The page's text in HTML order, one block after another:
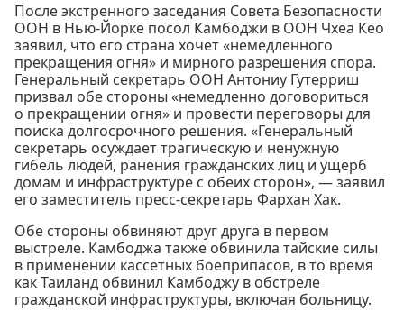
После экстренного заседания Совета Безопасности
ООН в Нью-Йорке посол Камбоджи в ООН Чхеа Кео
заявил, что его страна хочет «немедленного
прекращения огня» и мирного разрешения спора.
Генеральный секретарь ООН Антониу Гутерриш
призвал обе стороны «немедленно договориться
о прекращении огня» и провести переговоры для
поиска долгосрочного решения. «Генеральный
секретарь осуждает трагическую и ненужную
гибель людей, ранения гражданских лиц и ущерб
домам и инфраструктуре с обеих сторон», — заявил
его заместитель пресс-секретарь Фархан Хак.
Обе стороны обвиняют друг друга в первом
выстреле. Камбоджа также обвинила тайские силы
в применении кассетных боеприпасов, в то время
как Таиланд обвинил Камбоджу в обстреле
гражданской инфраструктуры, включая больницу.